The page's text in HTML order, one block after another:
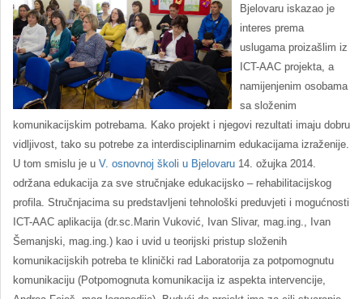
Bjelovaru iskazao je
interes prema
uslugama proizašlim iz
ICT-AAC projekta, a
namijenjenim osobama
sa složenim
komunikacijskim potrebama. Kako projekt i njegovi rezultati imaju dobru
vidljivost, tako su potrebe za interdisciplinarnim edukacijama izraženije.
U tom smislu je u V. osnovnoj školi u Bjelovaru 14. ožujka 2014.
održana edukacija za sve stručnjake edukacijsko – rehabilitacijskog
profila. Stručnjacima su predstavljeni tehnološki preduvjeti i mogućnosti
ICT-AAC aplikacija (dr.sc.Marin Vuković, Ivan Slivar, mag.ing., Ivan
Šemanjski, mag.ing.) kao i uvid u teorijski pristup složenih
komunikacijskih potreba te klinički rad Laboratorija za potpomognutu
komunikaciju (Potpomognuta komunikacija iz aspekta intervencije,